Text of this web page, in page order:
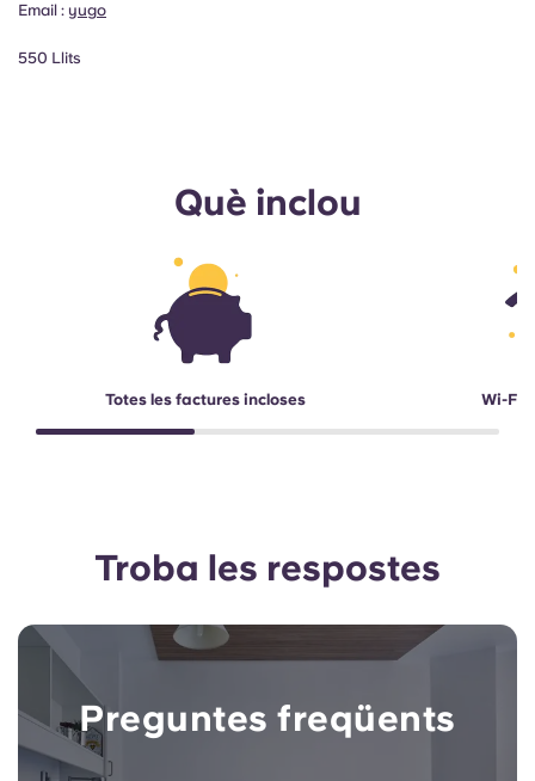
Email : yugo
550 Llits
Què inclou
Totes les factures incloses Wi-Fi
Troba les respostes
Preguntes freqüents